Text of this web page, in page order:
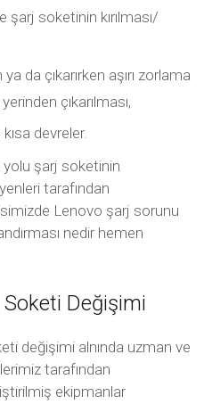
şarj soketinin kırılması/
da çıkarırken aşırı zorlama
çıkarılması,
devreler.
yolu şarj soketinin
tarafından
Lenovo şarj sorunu
nedir hemen
Değişimi
değişimi alnında uzman ve
tarafından
ekipmanlar